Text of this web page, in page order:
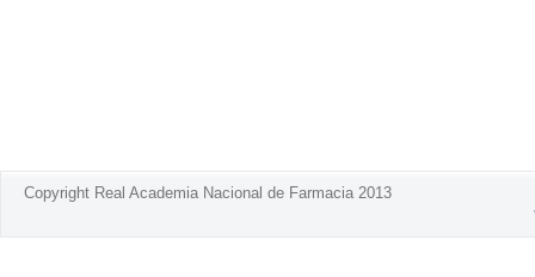
Copyright Real Academia Nacional de Farmacia 2013